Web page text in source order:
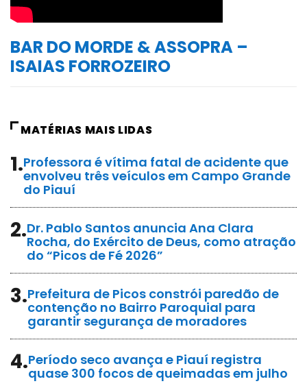
BAR DO MORDE & ASSOPRA –
ISAIAS FORROZEIRO
MATÉRIAS MAIS LIDAS
1.Professora é vítima fatal de acidente que
envolveu três veículos em Campo Grande
do Piauí
2.Dr. Pablo Santos anuncia Ana Clara
Rocha, do Exército de Deus, como atração
do “Picos de Fé 2026”
3.Prefeitura de Picos constrói paredão de
contenção no Bairro Paroquial para
garantir segurança de moradores
4.Período seco avança e Piauí registra
quase 300 focos de queimadas em julho